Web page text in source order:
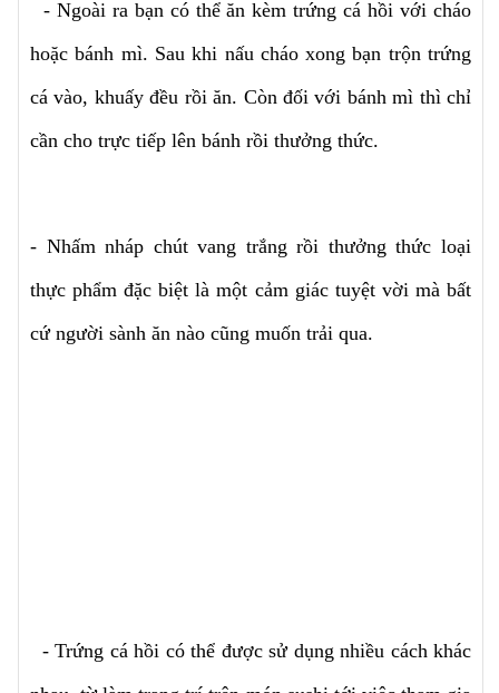
- Ngoài ra bạn có thể ăn kèm trứng cá hồi với cháo
hoặc bánh mì. Sau khi nấu cháo xong bạn trộn trứng
cá vào, khuấy đều rồi ăn. Còn đối với bánh mì thì chỉ
cần cho trực tiếp lên bánh rồi thưởng thức.
- Nhấm nháp chút vang trắng rồi thưởng thức loại
thực phẩm đặc biệt là một cảm giác tuyệt vời mà bất
cứ người sành ăn nào cũng muốn trải qua.
- Trứng cá hồi có thể được sử dụng nhiều cách khác